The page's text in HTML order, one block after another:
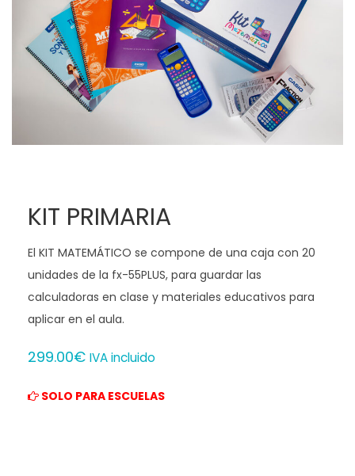
KIT PRIMARIA
El KIT MATEMÁTICO se compone de una caja con 20
unidades de la fx-55PLUS, para guardar las
calculadoras en clase y materiales educativos para
aplicar en el aula.
299.00€ IVA incluido
SOLO PARA ESCUELAS